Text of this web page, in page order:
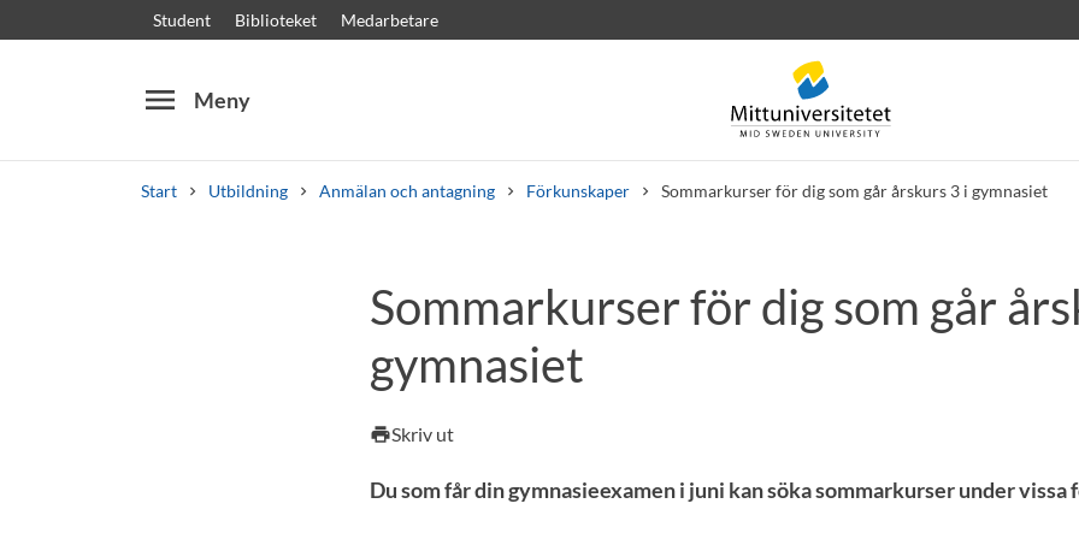
Student Biblioteket Medarbetare
menu Meny
Start Utbildning Anmälan och antagning Förkunskaper Sommarkurser för dig som går årskurs 3 i gymnasiet
Kursplaner VälkomstbrevPersonal Lediga jobb
Sommarkurser för dig som går
gymnasiet
printSkriv ut
Du som får din gymnasieexamen i juni kan söka sommarkurser under